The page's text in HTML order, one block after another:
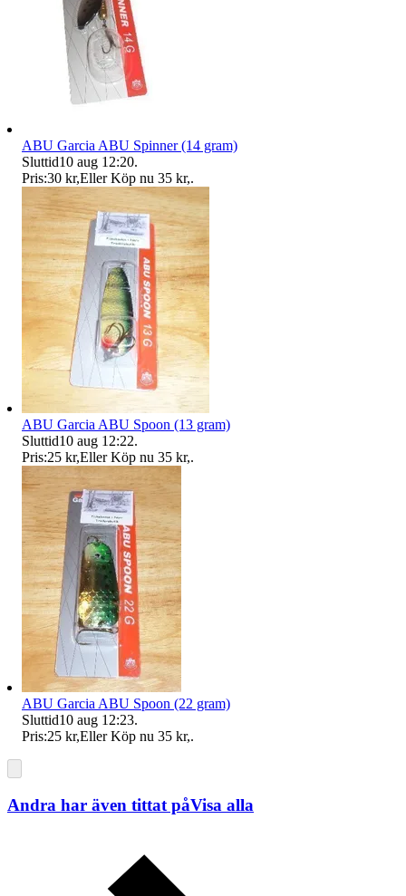
ABU Garcia ABU Spinner (14 gram)
Sluttid10 aug 12:20.
Pris:30 kr,Eller Köp nu 35 kr,.
ABU Garcia ABU Spoon (13 gram)
Sluttid10 aug 12:22.
Pris:25 kr,Eller Köp nu 35 kr,.
ABU Garcia ABU Spoon (22 gram)
Sluttid10 aug 12:23.
Pris:25 kr,Eller Köp nu 35 kr,.
Andra har även tittat påVisa alla